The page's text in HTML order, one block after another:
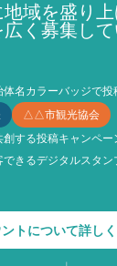
地域を盛り
く募集して
名カラーバッジで投
△△市観光協会
する投稿キャンペー
きるデジタルスタン
トについて詳し